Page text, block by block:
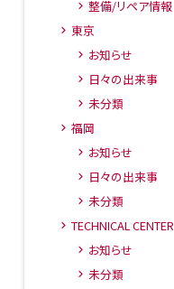
整備/リペア情報
東京
お知らせ
日々の出来事
未分類
福岡
お知らせ
日々の出来事
未分類
TECHNICAL CENTER
お知らせ
未分類